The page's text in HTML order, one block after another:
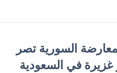
السورية تصر
في السعودية